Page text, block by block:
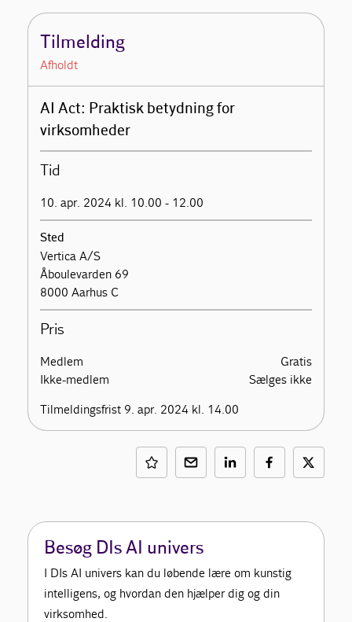
Tilmelding
Afholdt
AI Act: Praktisk betydning for
virksomheder
Tid
10. apr. 2024 kl. 10.00 - 12.00
Sted
Vertica A/S
Åboulevarden 69
8000 Aarhus C
Pris
Medlem
Gratis
Ikke-medlem
Sælges ikke
Tilmeldingsfrist 9. apr. 2024 kl. 14.00
Besøg DIs AI univers
I DIs AI univers kan du løbende lære om kunstig
intelligens, og hvordan den hjælper dig og din
virksomhed.